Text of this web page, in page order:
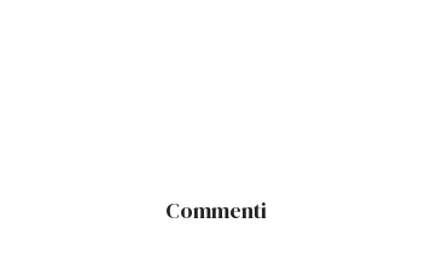
Commenti